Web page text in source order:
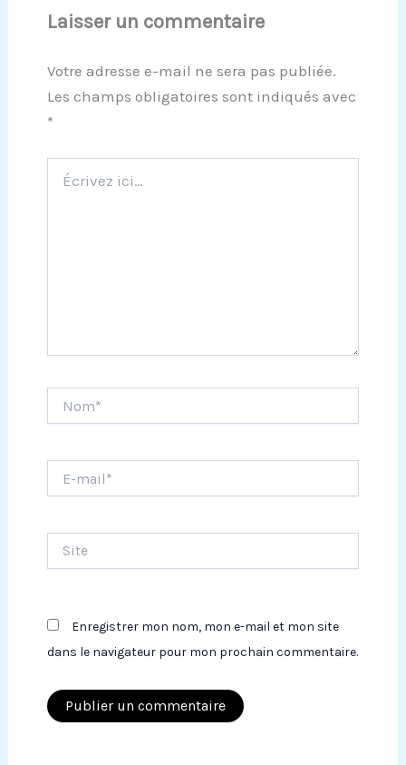
Laisser un commentaire
Votre adresse e-mail ne sera pas publiée.
Les champs obligatoires sont indiqués avec
*
ici…
mail*
Enregistrer mon nom, mon e-mail et mon site
dans le navigateur pour mon prochain commentaire.